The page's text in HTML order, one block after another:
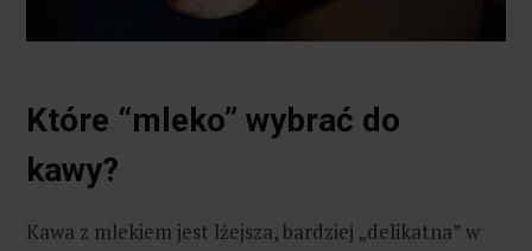
Które “mleko” wybrać do
kawy?
Kawa z mlekiem jest lżejsza, bardziej „delikatna” w